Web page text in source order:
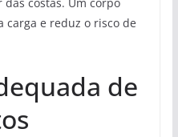
e reduz o risco de
de